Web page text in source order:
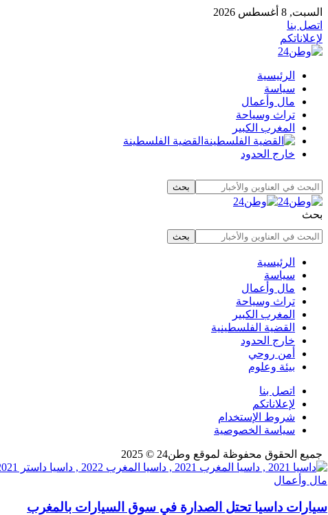
السبت, 8 أغسطس 2026
اتصل بنا
لإعلاناتكم
الرئيسية
سياسة
مال وأعمال
تراث وسياحة
المغرب الكبير
القضية الفلسطينة
خارج الحدود
بحث
الرئيسية
سياسة
مال وأعمال
تراث وسياحة
المغرب الكبير
القضية الفلسطينية
خارج الحدود
أمن روحي
بيئة وعلوم
اتصل بنا
لإعلاناتكم
شروط الإستخدام
سياسة الخصوصية
جميع الحقوق محفوظة لموقع وطن24 © 2025
مال وأعمال
سيارات داسيا تحتل الصدارة في سوق السيارات بالمغرب